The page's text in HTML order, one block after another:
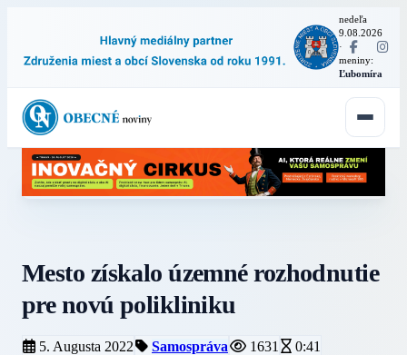
nedeľa
9.08.2026
·
meniny:
Ľubomíra
Mesto získalo územné rozhodnutie
pre novú polikliniku
5. Augusta 2022 Samospráva 1631 0:41